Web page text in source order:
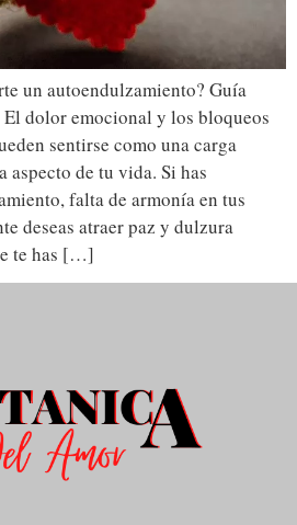
un autoendulzamiento? Guía
dolor emocional y los bloqueos
sentirse como una carga
aspecto de tu vida. Si has
falta de armonía en tus
deseas atraer paz y dulzura
te has […]